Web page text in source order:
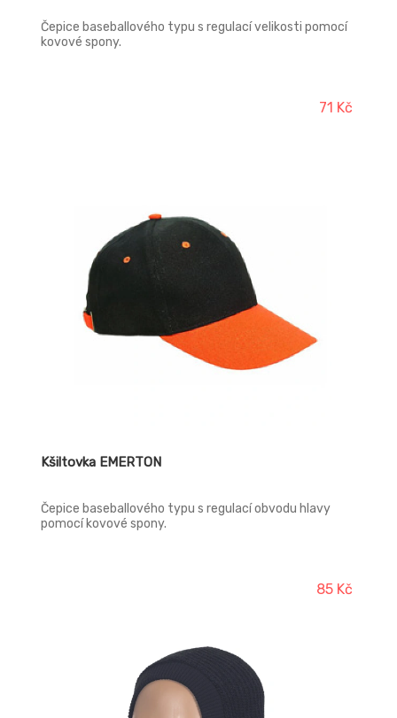
Čepice baseballového typu s regulací velikosti pomocí
kovové spony.
71 Kč
Kšiltovka EMERTON
Čepice baseballového typu s regulací obvodu hlavy
pomocí kovové spony.
85 Kč